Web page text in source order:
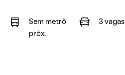
Sem metrô
próx.
3 vagas